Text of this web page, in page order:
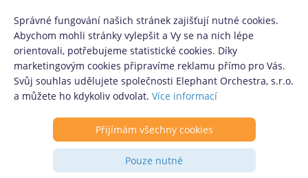
Provozovatel: Ve spolupráci s
Povinně zveřejňované informace|Informace o řazení produktových
nabídek.
Správné fungování našich stránek zajišťují nutné cookies.
Abychom mohli stránky vylepšit a Vy se na nich lépe
orientovali, potřebujeme statistické cookies. Díky
marketingovým cookies připravíme reklamu přímo pro Vás.
Svůj souhlas udělujete společnosti Elephant Orchestra, s.r.o.
a můžete ho kdykoliv odvolat. Více informací
Přijímám všechny cookies
Pouze nutné